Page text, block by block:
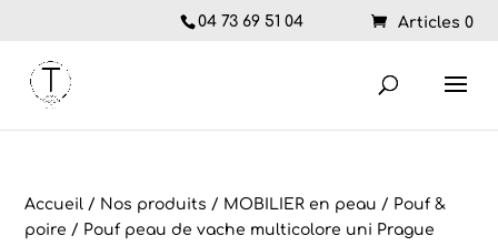
04 73 69 51 04 Articles 0
Accueil / Nos produits / MOBILIER en peau / Pouf &
poire / Pouf peau de vache multicolore uni Prague